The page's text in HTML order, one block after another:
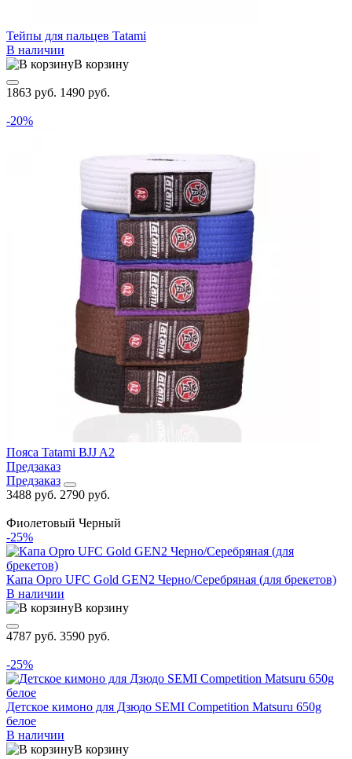
Тейпы для пальцев Tatami
В наличии
В корзину
1863 руб. 1490 руб.
-20%
Пояса Tatami BJJ A2
Предзаказ
Предзаказ
3488 руб. 2790 руб.
Фиолетовый Черный
-25%
Капа Opro UFC Gold GEN2 Черно/Серебряная (для брекетов)
В наличии
В корзину
4787 руб. 3590 руб.
-25%
Детское кимоно для Дзюдо SEMI Competition Matsuru 650g
белое
В наличии
В корзину